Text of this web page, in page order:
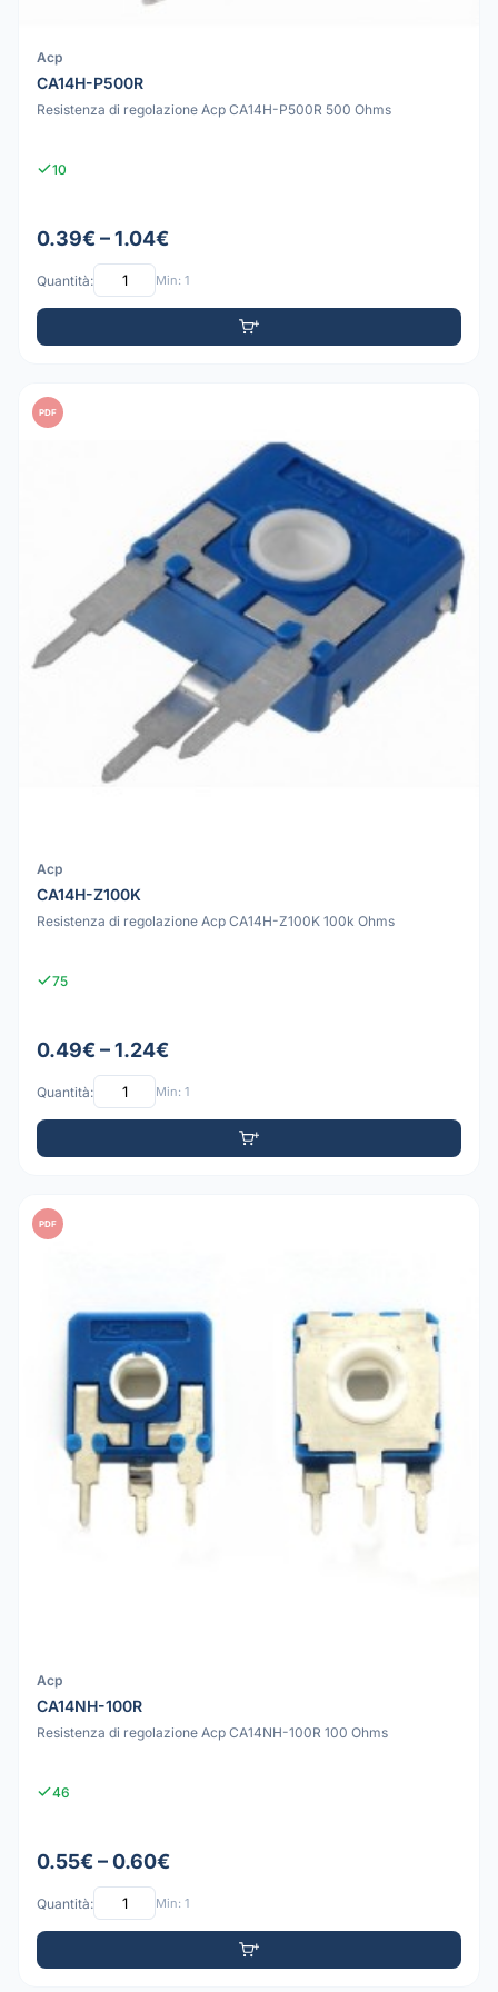
Acp
CA14H-P500R
Resistenza di regolazione Acp CA14H-P500R 500 Ohms
10
0.39€ – 1.04€
Quantità: Min: 1
PDF
Acp
CA14H-Z100K
Resistenza di regolazione Acp CA14H-Z100K 100k Ohms
75
0.49€ – 1.24€
Quantità: Min: 1
PDF
Acp
CA14NH-100R
Resistenza di regolazione Acp CA14NH-100R 100 Ohms
46
0.55€ – 0.60€
Quantità: Min: 1